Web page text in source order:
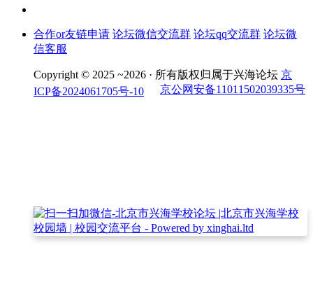
合作or友链申请 论坛微信交流群 论坛qq交流群 论坛微
信客服
Copyright © 2025 ~2026 · 所有版权归属于兴海论坛 京
ICP备2024061705号-10
京公网安备11011502039335号